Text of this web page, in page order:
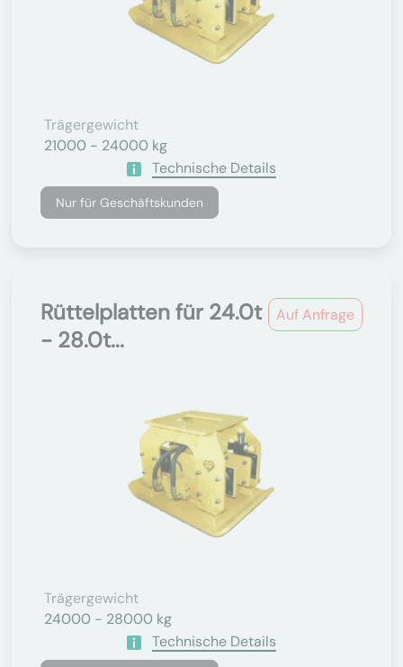
Trägergewicht
21000 - 24000 kg
Technische Details
Nur für Geschäftskunden
Auf Anfrage
Rüttelplatten für 24.0t
- 28.0t...
Trägergewicht
24000 - 28000 kg
Technische Details